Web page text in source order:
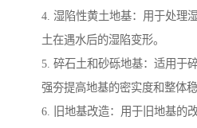
4. 湿陷性黄土地基：用于处理
土在遇水后的湿陷变形。
5. 碎石土和砂砾地基：适用于
强夯提高地基的密实度和整体稳
6. 旧地基改造：用于旧地基的